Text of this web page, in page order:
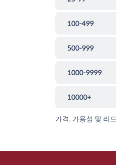
100-499
500-999
1000-9999
10000+
가격, 가용성 및 리